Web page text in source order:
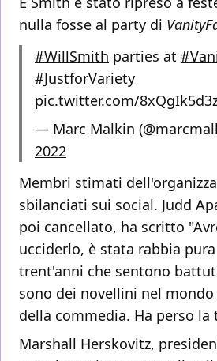
nulla fosse al party di
#WillSmith parties at
#JustforVariety
pic.twitter.com/
— Marc Malkin
2022
Membri stimati
sbilanciati sui social. Judd
poi cancellato, ha scritto
ucciderlo, è stata rabbia
trent'anni che sentono
sono dei novellini nel
della commedia. Ha perso la
Marshall Herskovitz,